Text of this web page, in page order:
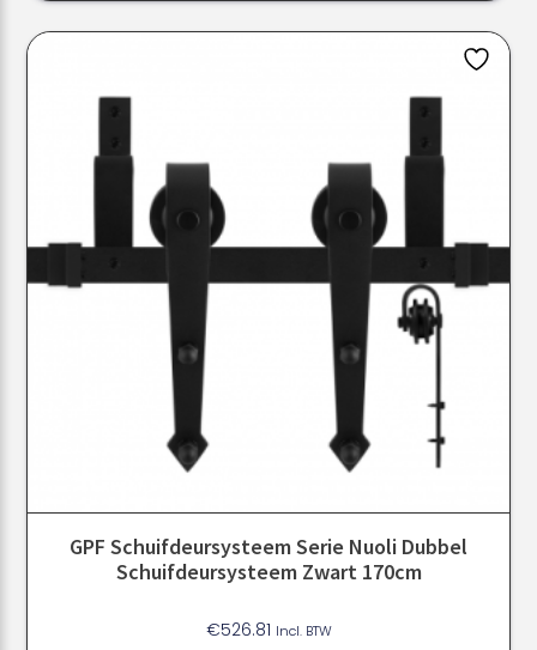
GPF Schuifdeursysteem Serie Nuoli Dubbel
Schuifdeursysteem Zwart 170cm
€526.81 Incl. BTW